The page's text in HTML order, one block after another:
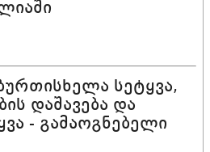
სეტყვა,
დაშავება და
- გამაოგნებელი